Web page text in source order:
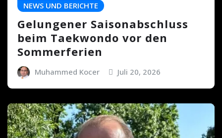
NEWS UND BERICHTE
Gelungener Saisonabschluss
beim Taekwondo vor den
Sommerferien
Muhammed Kocer Juli 20, 2026